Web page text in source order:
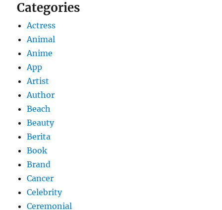
Categories
Actress
Animal
Anime
App
Artist
Author
Beach
Beauty
Berita
Book
Brand
Cancer
Celebrity
Ceremonial